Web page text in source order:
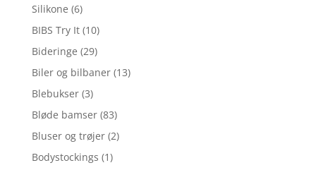
Silikone (6)
BIBS Try It (10)
Bideringe (29)
Biler og bilbaner (13)
Blebukser (3)
Bløde bamser (83)
Bluser og trøjer (2)
Bodystockings (1)